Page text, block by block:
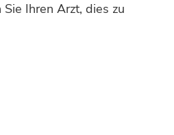
Ihren Arzt, dies zu